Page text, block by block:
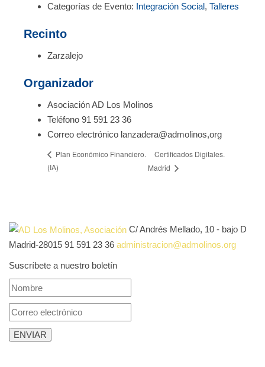
Categorías de Evento: Integración Social, Talleres
Recinto
Zarzalejo
Organizador
Asociación AD Los Molinos
Teléfono 91 591 23 36
Correo electrónico lanzadera@admolinos,org
Plan Económico Financiero.
(IA)
Certificados Digitales.
Madrid
C/ Andrés Mellado, 10 - bajo D
Madrid-28015 91 591 23 36 administracion@admolinos.org
Suscríbete a nuestro boletín